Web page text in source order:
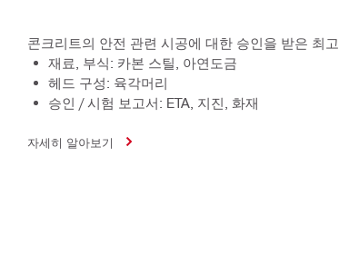
콘크리트의 안전 관련 시공에 대한 승인을 받은 최
재료, 부식: 카본 스틸, 아연도금
헤드 구성: 육각머리
승인 / 시험 보고서: ETA, 지진, 화재
자세히 알아보기